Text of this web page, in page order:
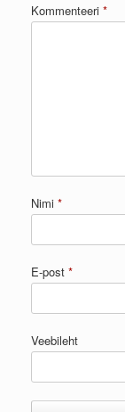
Kommenteeri *
Nimi *
E-post *
Veebileht